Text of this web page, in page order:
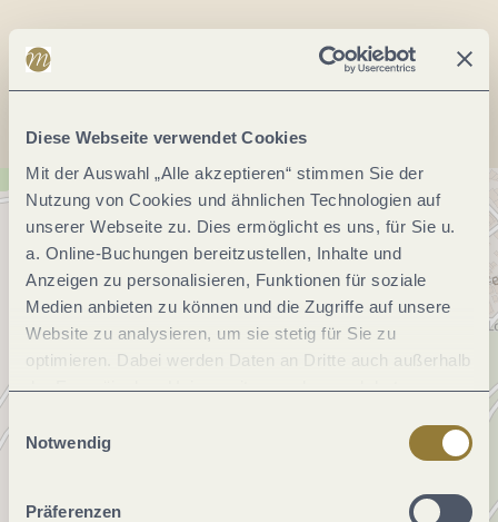
Diese Webseite verwendet Cookies
Mit der Auswahl „Alle akzeptieren“ stimmen Sie der
Nutzung von Cookies und ähnlichen Technologien auf
unserer Webseite zu. Dies ermöglicht es uns, für Sie u.
a. Online-Buchungen bereitzustellen, Inhalte und
Anzeigen zu personalisieren, Funktionen für soziale
Medien anbieten zu können und die Zugriffe auf unsere
Website zu analysieren, um sie stetig für Sie zu
optimieren. Dabei werden Daten an Dritte auch außerhalb
der Europäischen Union weitergegeben und dort
jederzeit widerrufen werden. Mit der Auswahl "Alle
ablehnen" kann es zu Beeinträchtigungen in der Nutzung
Notwendig
Präferenzen